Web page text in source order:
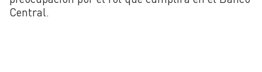
Central.